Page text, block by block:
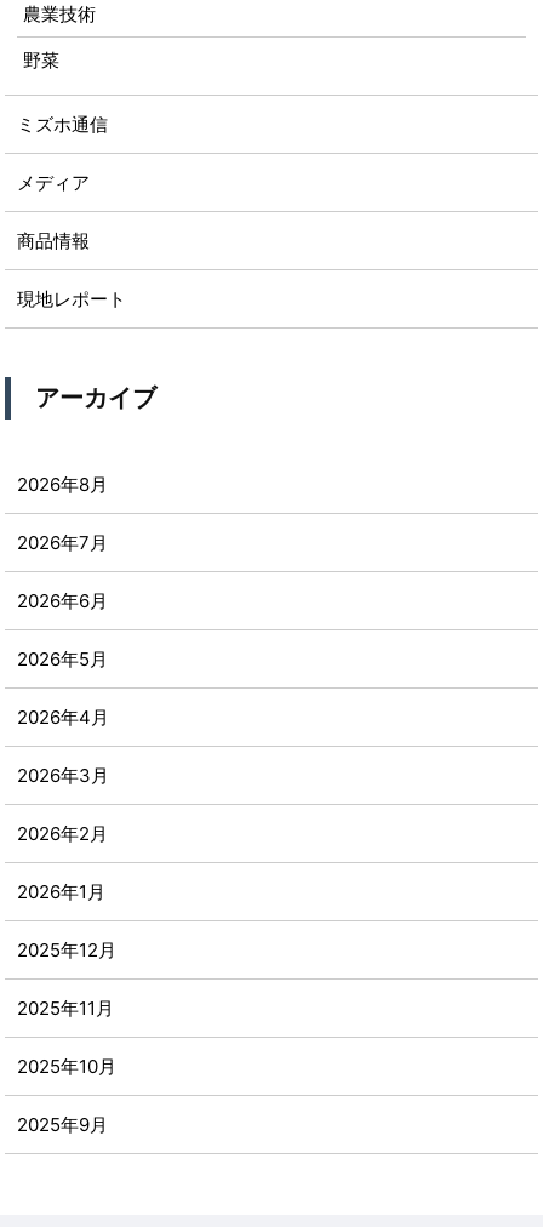
農業技術
野菜
ミズホ通信
メディア
商品情報
現地レポート
アーカイブ
2026年8月
2026年7月
2026年6月
2026年5月
2026年4月
2026年3月
2026年2月
2026年1月
2025年12月
2025年11月
2025年10月
2025年9月